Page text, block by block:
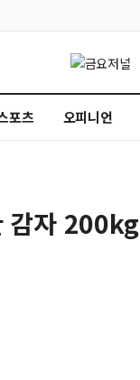
포츠 오피니언
감자